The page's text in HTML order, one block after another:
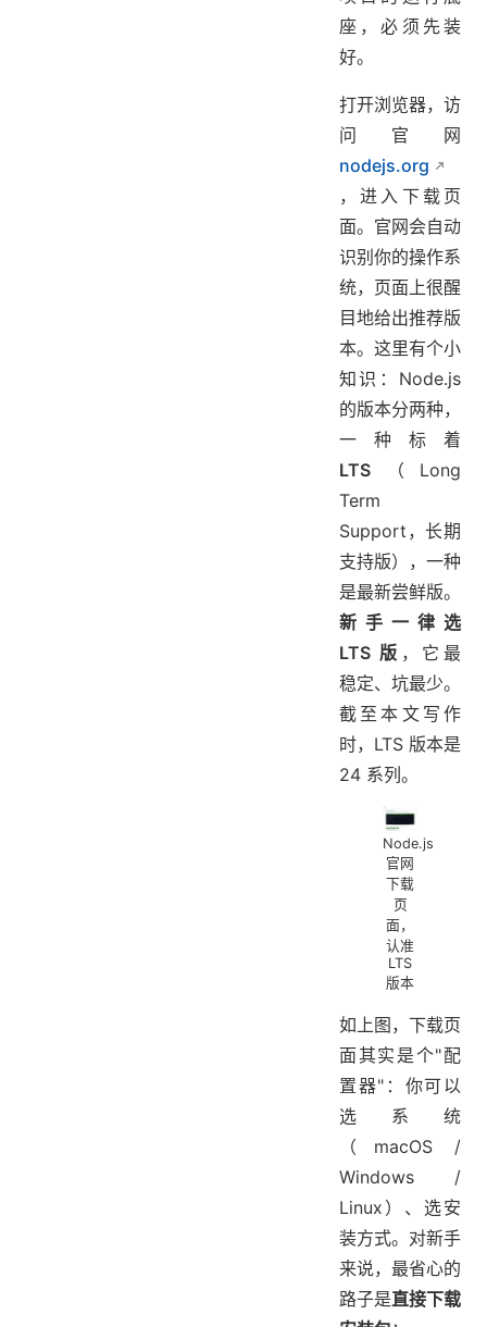
座，必须先装
好。
打开浏览器，访
问官网
nodejs.org
，进入下载页
面。官网会自动
识别你的操作系
统，页面上很醒
目地给出推荐版
本。这里有个小
知识：Node.js
的版本分两种，
一种标着
LTS （Long
Term
Support，长期
支持版），一种
是最新尝鲜版。
新手一律选
LTS 版 ，它最
稳定、坑最少。
截至本文写作
时，LTS 版本是
24 系列。
Node.js
官网
下载
页
面，
认准
LTS
版本
如上图，下载页
面其实是个"配
置器"：你可以
选系统
（macOS /
Windows /
Linux）、选安
装方式。对新手
来说，最省心的
路子是直接下载